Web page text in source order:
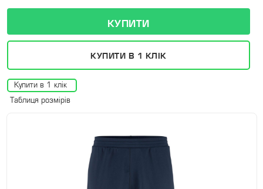
КУПИТИ В 1 КЛІК
Купити в 1 клік
Таблиця розмірів